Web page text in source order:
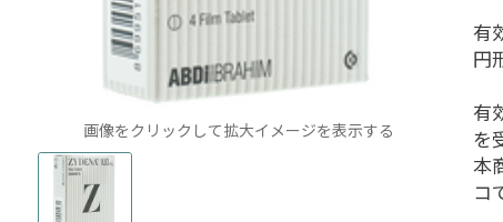
画像をクリックして拡大イメージを表示する
有
円
有
を
本
コ